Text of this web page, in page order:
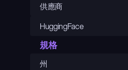
供應商
HuggingFace
規格
州